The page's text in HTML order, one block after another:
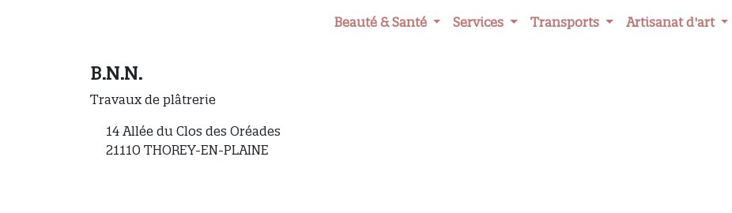
Beauté & Santé
Services Transports Artisanat d'art
B.N.N.
Travaux de plâtrerie
14 Allée du Clos des Oréades
21110 THOREY-EN-PLAINE